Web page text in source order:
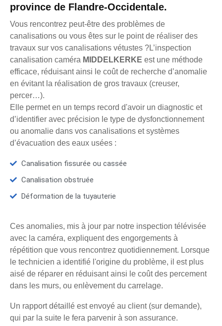
province de Flandre-Occidentale.
Vous rencontrez peut-être des problèmes de
canalisations ou vous êtes sur le point de réaliser des
travaux sur vos canalisations vétustes ?L’inspection
canalisation caméra MIDDELKERKE est une méthode
efficace, réduisant ainsi le coût de recherche d’anomalie
en évitant la réalisation de gros travaux (creuser,
percer…).
Elle permet en un temps record d'avoir un diagnostic et
d’identifier avec précision le type de dysfonctionnement
ou anomalie dans vos canalisations et systèmes
d’évacuation des eaux usées :
Canalisation fissurée ou cassée
Canalisation obstruée
Déformation de la tuyauterie
Ces anomalies, mis à jour par notre inspection télévisée
avec la caméra, expliquent des engorgements à
répétition que vous rencontrez quotidiennement. Lorsque
le technicien a identifié l'origine du problème, il est plus
aisé de réparer en réduisant ainsi le coût des percement
dans les murs, ou enlèvement du carrelage.
Un rapport détaillé est envoyé au client (sur demande),
qui par la suite le fera parvenir à son assurance.